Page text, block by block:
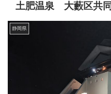
土肥温泉 大藪区共同
静岡県